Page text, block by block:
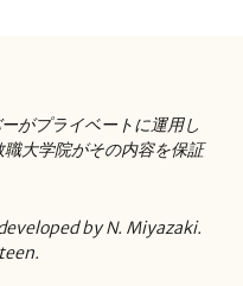
がプライベートに運用し
大学院がその内容を保証
by N. Miyazaki.